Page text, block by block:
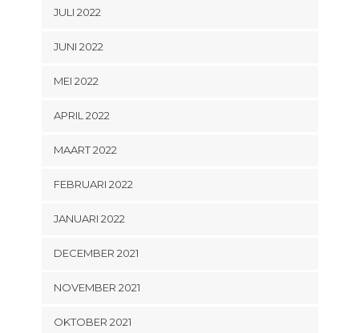
JULI 2022
JUNI 2022
MEI 2022
APRIL 2022
MAART 2022
FEBRUARI 2022
JANUARI 2022
DECEMBER 2021
NOVEMBER 2021
OKTOBER 2021